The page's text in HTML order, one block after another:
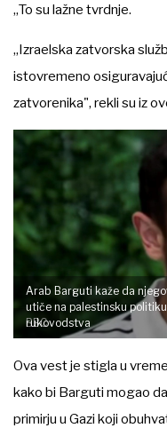
„To su lažne tvrdnje.
„Izraelska zatvorska
istovremeno
zatvorenika", rekli su iz
BBC
Arab Barguti kaže da
utiče na palestinsku
rukovodstva
Ova vest je stigla u
kako bi Barguti mogao
primirju u Gazi koji